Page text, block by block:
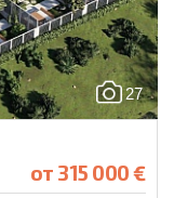
27
от 315 000 €